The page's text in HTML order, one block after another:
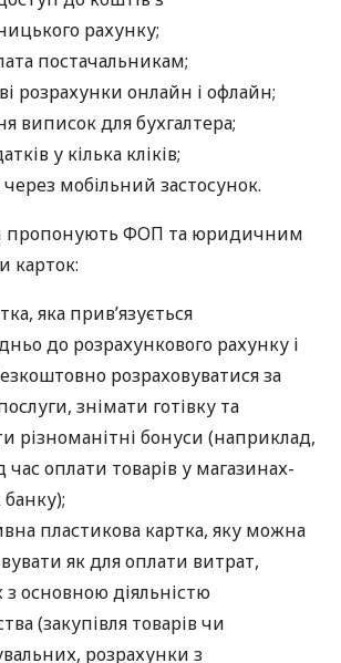
рахунку;
постачальникам;
розрахунки онлайн і офлайн;
виписок для бухгалтера;
у кілька кліків;
мобільний застосунок.
пропонують ФОП та юридичним
карток:
яка прив’язується
до розрахункового рахунку і
розраховуватися за
знімати готівку та
різноманітні бонуси (наприклад,
час оплати товарів у магазинах-
пластикова картка, яку можна
як для оплати витрат,
з основною діяльністю
(закупівля товарів чи
розрахунки з